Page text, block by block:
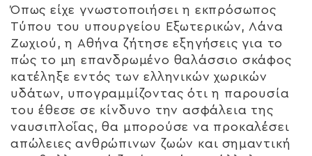
Όπως είχε γνωστοποιήσει η εκπρόσωπος
Τύπου του υπουργείου Εξωτερικών, Λάνα
Ζωχιού, η Αθήνα ζήτησε εξηγήσεις για το
πώς το μη επανδρωμένο θαλάσσιο σκάφος
κατέληξε εντός των ελληνικών χωρικών
υδάτων, υπογραμμίζοντας ότι η παρουσία
του έθεσε σε κίνδυνο την ασφάλεια της
ναυσιπλοΐας, θα μπορούσε να προκαλέσει
απώλειες ανθρώπινων ζωών και σημαντική